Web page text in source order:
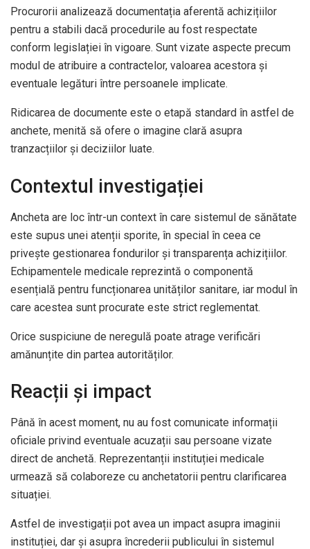
Procurorii analizează documentația aferentă achizițiilor
pentru a stabili dacă procedurile au fost respectate
conform legislației în vigoare. Sunt vizate aspecte precum
modul de atribuire a contractelor, valoarea acestora și
eventuale legături între persoanele implicate.
Ridicarea de documente este o etapă standard în astfel de
anchete, menită să ofere o imagine clară asupra
tranzacțiilor și deciziilor luate.
Contextul investigației
Ancheta are loc într-un context în care sistemul de sănătate
este supus unei atenții sporite, în special în ceea ce
privește gestionarea fondurilor și transparența achizițiilor.
Echipamentele medicale reprezintă o componentă
esențială pentru funcționarea unităților sanitare, iar modul în
care acestea sunt procurate este strict reglementat.
Orice suspiciune de neregulă poate atrage verificări
amănunțite din partea autorităților.
Reacții și impact
Până în acest moment, nu au fost comunicate informații
oficiale privind eventuale acuzații sau persoane vizate
direct de anchetă. Reprezentanții instituției medicale
urmează să colaboreze cu anchetatorii pentru clarificarea
situației.
Astfel de investigații pot avea un impact asupra imaginii
instituției, dar și asupra încrederii publicului în sistemul